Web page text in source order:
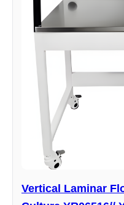
Vertical Laminar